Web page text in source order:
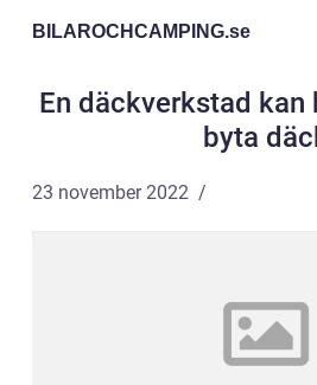
BILAROCHCAMPING.se
En däckverkstad kan
byta
23 november 2022